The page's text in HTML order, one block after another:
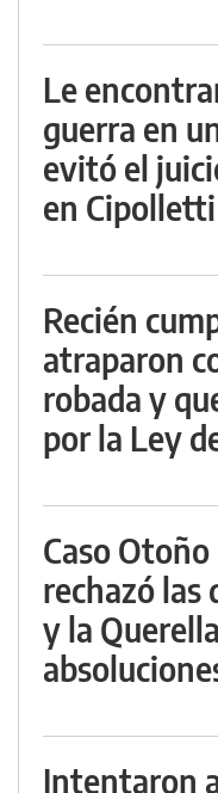
Le
guerra en
evitó el
en Cipolletti
Recién
atraparon
robada y
por la Ley
Caso Otoño
rechazó las
y la
Intentaron